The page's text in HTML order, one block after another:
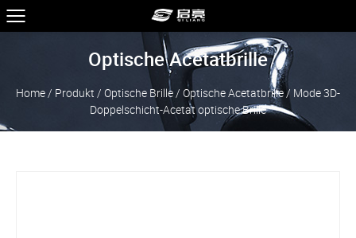
Optische Acetatbrille
Home / Produkt / Optische Brille / Optische Acetatbrille/ Mode 3D-
Doppelschicht-Acetat optische Brille